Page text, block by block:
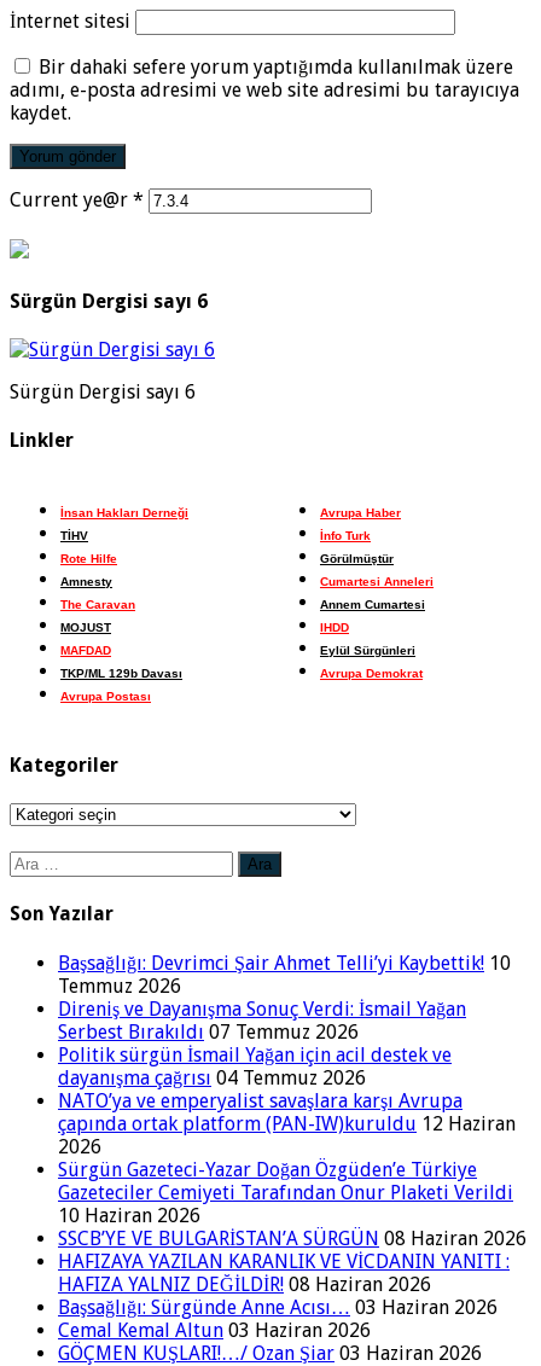
İnternet sitesi
Bir dahaki sefere yorum yaptığımda kullanılmak üzere
adımı, e-posta adresimi ve web site adresimi bu tarayıcıya
kaydet.
Current ye@r *
Sürgün Dergisi sayı 6
Sürgün Dergisi sayı 6
Linkler
İnsan Hakları Derneği
TİHV
Rote Hilfe
Amnesty
The Caravan
MOJUST
MAFDAD
TKP/ML 129b Davası
Avrupa Postası
Avrupa Haber
İnfo Turk
Görülmüştür
Cumartesi Anneleri
Annem Cumartesi
IHDD
Eylül Sürgünleri
Avrupa Demokrat
Kategoriler
Kategoriler
Arama:
Son Yazılar
Başsağlığı: Devrimci Şair Ahmet Telli’yi Kaybettik! 10
Temmuz 2026
Direniş ve Dayanışma Sonuç Verdi: İsmail Yağan
Serbest Bırakıldı 07 Temmuz 2026
Politik sürgün İsmail Yağan için acil destek ve
dayanışma çağrısı 04 Temmuz 2026
NATO’ya ve emperyalist savaşlara karşı Avrupa
çapında ortak platform (PAN-IW)kuruldu 12 Haziran
2026
Sürgün Gazeteci-Yazar Doğan Özgüden’e Türkiye
Gazeteciler Cemiyeti Tarafından Onur Plaketi Verildi
10 Haziran 2026
SSCB’YE VE BULGARİSTAN’A SÜRGÜN 08 Haziran 2026
HAFIZAYA YAZILAN KARANLIK VE VİCDANIN YANITI :
HAFIZA YALNIZ DEĞİLDİR! 08 Haziran 2026
Başsağlığı: Sürgünde Anne Acısı… 03 Haziran 2026
Cemal Kemal Altun 03 Haziran 2026
GÖÇMEN KUŞLARI!…/ Ozan Şiar 03 Haziran 2026